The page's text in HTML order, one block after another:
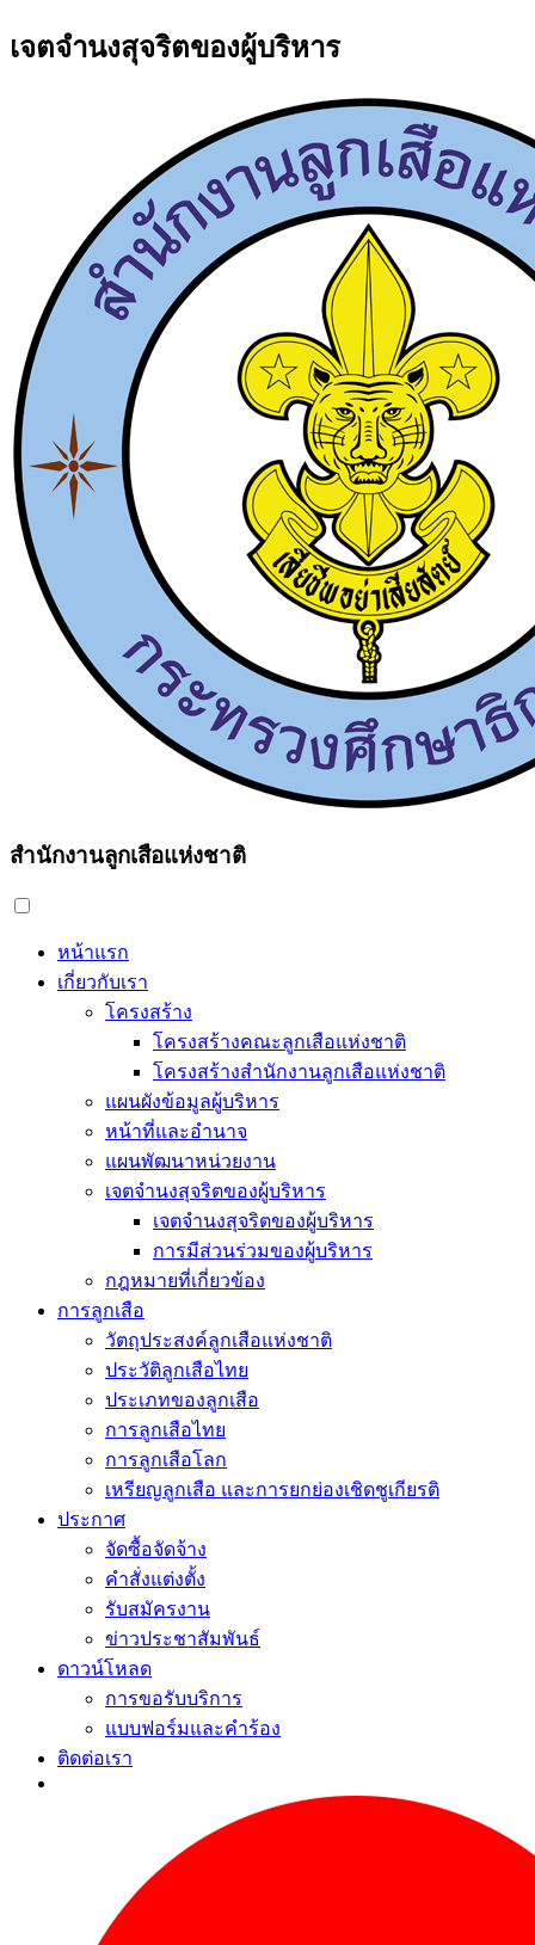
เจตจำนงสุจริตของผู้บริหาร
สำนักงานลูกเสือแห่งชาติ
หน้าแรก
เกี่ยวกับเรา
โครงสร้าง
โครงสร้างคณะลูกเสือแห่งชาติ
โครงสร้างสำนักงานลูกเสือแห่งชาติ
แผนผังข้อมูลผู้บริหาร
หน้าที่และอำนาจ
แผนพัฒนาหน่วยงาน
เจตจำนงสุจริตของผู้บริหาร
เจตจำนงสุจริตของผู้บริหาร
การมีส่วนร่วมของผู้บริหาร
กฎหมายที่เกี่ยวข้อง
การลูกเสือ
วัตถุประสงค์ลูกเสือแห่งชาติ
ประวัติลูกเสือไทย
ประเภทของลูกเสือ
การลูกเสือไทย
การลูกเสือโลก
เหรียญลูกเสือ และการยกย่องเชิดชูเกียรติ
ประกาศ
จัดซื้อจัดจ้าง
คำสั่งแต่งตั้ง
รับสมัครงาน
ข่าวประชาสัมพันธ์
ดาวน์โหลด
การขอรับบริการ
แบบฟอร์มและคำร้อง
ติดต่อเรา